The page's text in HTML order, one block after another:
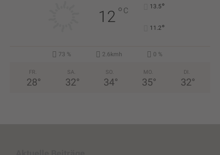
12° C 13.5°
11.2°
73 % 2.6kmh 0 %
FR.
28°
SA.
32°
SO.
34°
MO.
35°
DI.
32°